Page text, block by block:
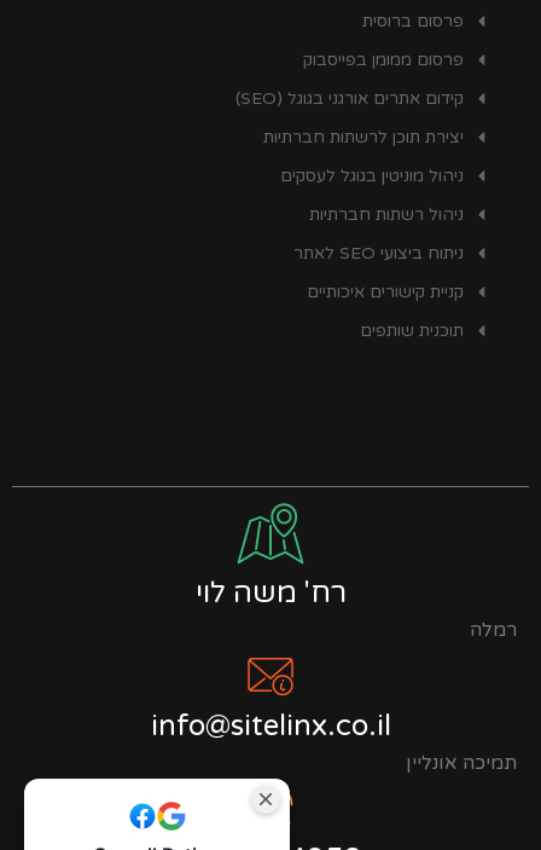
פרסום ברוסית
פרסום ממומן בפייסבוק
קידום אתרים אורגני בגוגל (SEO)
יצירת תוכן לרשתות חברתיות
ניהול מוניטין בגוגל לעסקים
ניהול רשתות חברתיות
ניתוח ביצועי SEO לאתר
קניית קישורים איכותיים
תוכנית שותפים
רח' משה לוי
רמלה
info@sitelinx.co.il
תמיכה אונליין